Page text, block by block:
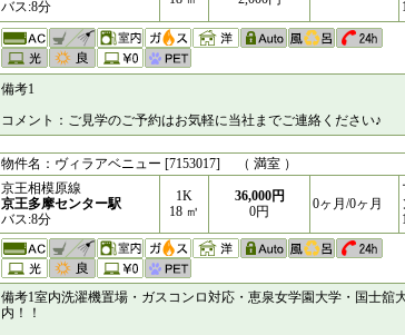
バス:8分
備考1
コメント：ご見学のご予約はお気軽に当社までご連絡ください♪
物件名：ヴィラアベニュー [7153017] （ 満室 ）
京王相模原線
京王多摩センター駅
バス:8分
1K
18 ㎥
36,000円
0円
0ヶ月/0ヶ月
備考1室内洗濯機置場・ガスコンロ対応・恵泉女学園大学・国士舘
内！！